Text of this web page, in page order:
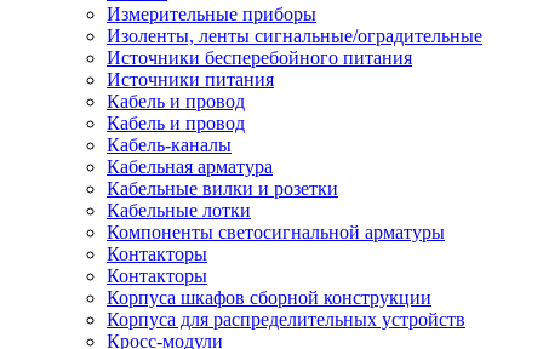
Измерительные приборы
Изоленты, ленты сигнальные/оградительные
Источники бесперебойного питания
Источники питания
Кабель и провод
Кабель и провод
Кабель-каналы
Кабельная арматура
Кабельные вилки и розетки
Кабельные лотки
Компоненты светосигнальной арматуры
Контакторы
Контакторы
Корпуса шкафов сборной конструкции
Корпуса для распределительных устройств
Кросс-модули